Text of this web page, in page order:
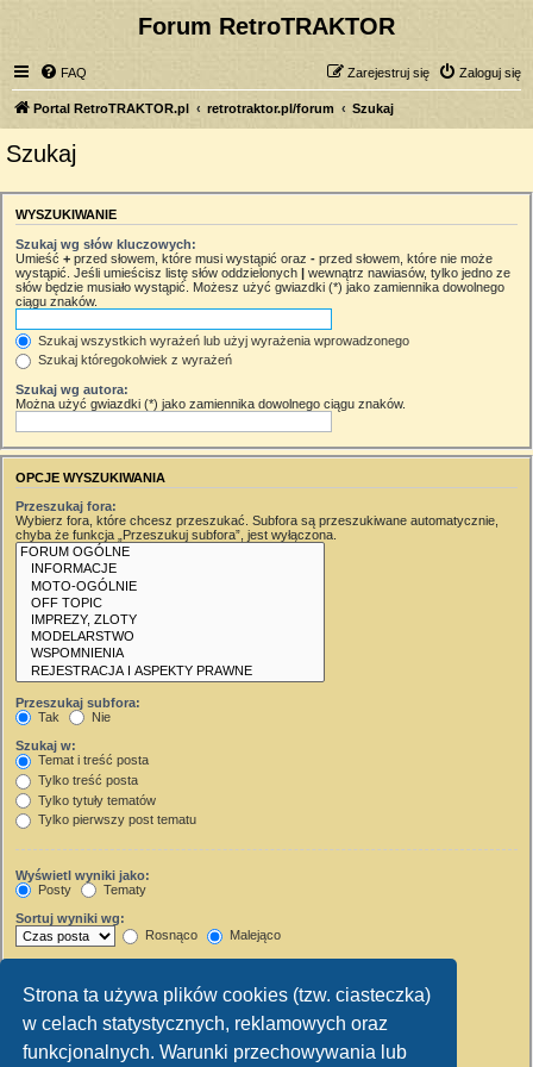
Strona ta używa plików cookies (tzw. ciasteczka)
w celach statystycznych, reklamowych oraz
funkcjonalnych. Warunki przechowywania lub
Forum RetroTRAKTOR
FAQ Zaloguj się
Zarejestruj się
Portal RetroTRAKTOR.pl retrotraktor.pl/forum Szukaj
Szukaj
WYSZUKIWANIE
Szukaj wg słów kluczowych:
Umieść + przed słowem, które musi wystąpić oraz - przed słowem, które nie może
wystąpić. Jeśli umieścisz listę słów oddzielonych | wewnątrz nawiasów, tylko jedno ze
słów będzie musiało wystąpić. Możesz użyć gwiazdki (*) jako zamiennika dowolnego
ciągu znaków.
Szukaj wszystkich wyrażeń lub użyj wyrażenia wprowadzonego
Szukaj któregokolwiek z wyrażeń
Szukaj wg autora:
Można użyć gwiazdki (*) jako zamiennika dowolnego ciągu znaków.
OPCJE WYSZUKIWANIA
Przeszukaj fora:
Wybierz fora, które chcesz przeszukać. Subfora są przeszukiwane automatycznie,
chyba że funkcja „Przeszukuj subfora”, jest wyłączona.
Przeszukaj subfora:
Tak
Nie
Szukaj w:
Temat i treść posta
Tylko treść posta
Tylko tytuły tematów
Tylko pierwszy post tematu
Wyświetl wyniki jako:
Posty
Tematy
Sortuj wyniki wg:
Rosnąco
Malejąco
Wyświetl pierwsze:
Ustaw 0, aby wyświetlić cały post.
znaków w poście